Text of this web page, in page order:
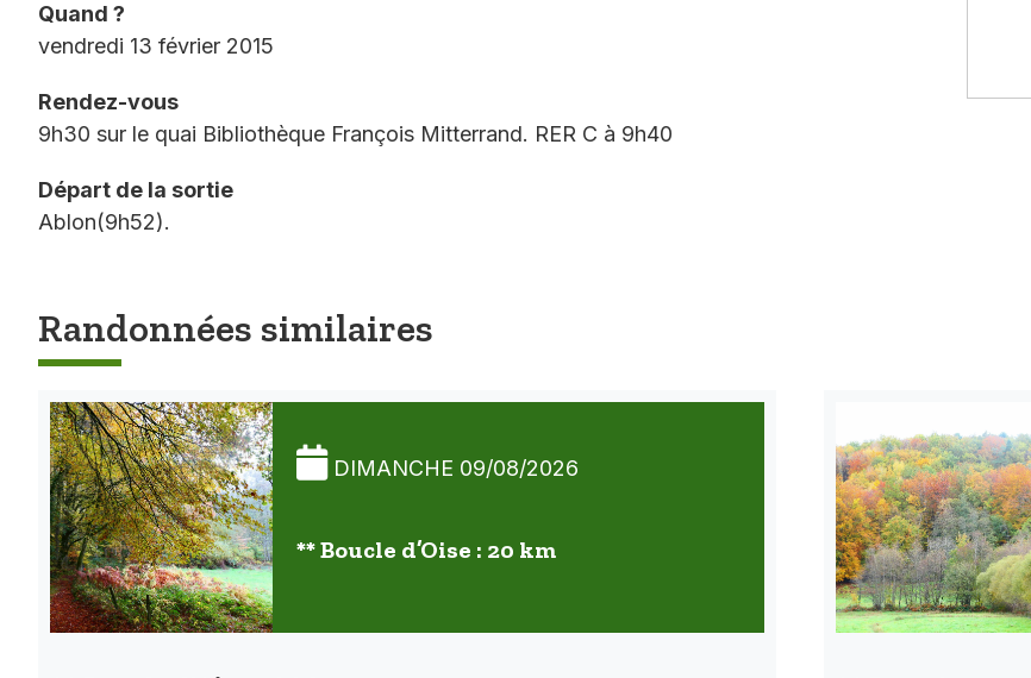
Quand ?
vendredi 13 février 2015
Rendez-vous
9h30 sur le quai Bibliothèque François Mitterrand. RER C à 9h40
Départ de la sortie
Ablon(9h52).
Randonnées similaires
DIMANCHE 09/08/2026
** Boucle d’Oise : 20 km